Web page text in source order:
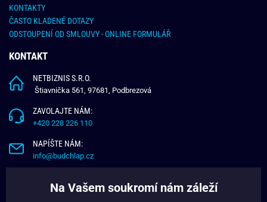
KONTAKTY
ČASTO KLADENÉ DOTAZY
ODSTOUPENÍ OD SMLOUVY - ONLINE FORMULÁŘ
KONTAKT
NETBIZNIS S.R.O.
Štiavnička 561, 97681, Podbrezová
ZAVOLAJTE NÁM:
+420 228 226 110
NAPÍŠTE NÁM:
info@budchlap.cz
Na Vašem soukromí nám záleží